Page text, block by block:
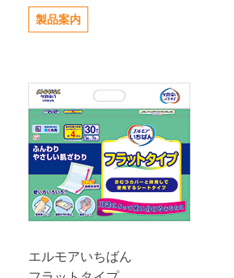
製品案内
エルモアいちばん